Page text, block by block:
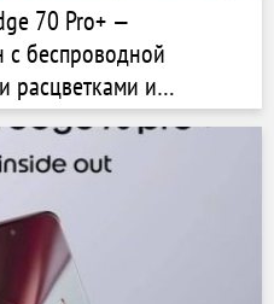
70 Pro+ —
с беспроводной
расцветками и